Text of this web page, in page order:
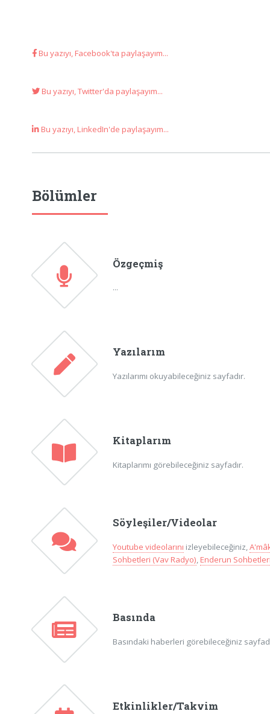
Bu yazıyı, Facebook'ta paylaşayım...
Bu yazıyı, Twitter'da paylaşayım...
Bu yazıyı, LinkedIn'de paylaşayım...
Bölümler
Özgeçmiş
...
Yazılarım
Yazılarımı okuyabileceğiniz sayfadır.
Kitaplarım
Kitaplarımı görebileceğiniz sayfadır.
Söyleşiler/Videolar
Youtube videolarını izleyebileceğiniz,
Sohbetleri (Vav Radyo),Enderun
Basında
Basındaki haberleri görebileceğiniz
Etkinlikler/Takvim